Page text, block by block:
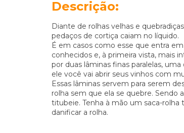
Descrição:
Diante de rolhas velhas e
pedaços de cortiça caiam no líquido.
É em casos como esse que entra
conhecidos e, à primeira vista, mais
por duas lâminas finas paralelas,
ele você vai abrir seus vinhos com
Essas lâminas servem para serem
rolha sem que ela se quebre. Sendo
titubeie. Tenha à mão um saca-rolha
danificar a rolha.